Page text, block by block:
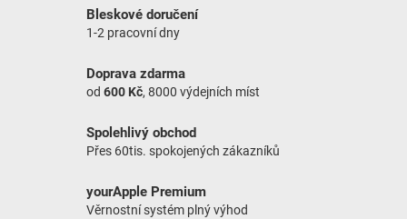
Bleskové doručení
1-2 pracovní dny
Doprava zdarma
od 600 Kč, 8000 výdejních míst
Spolehlivý obchod
Přes 60tis. spokojených zákazníků
yourApple Premium
Věrnostní systém plný výhod